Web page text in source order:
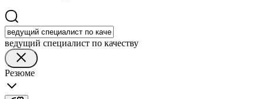
ведущий специалист по качеству
Резюме